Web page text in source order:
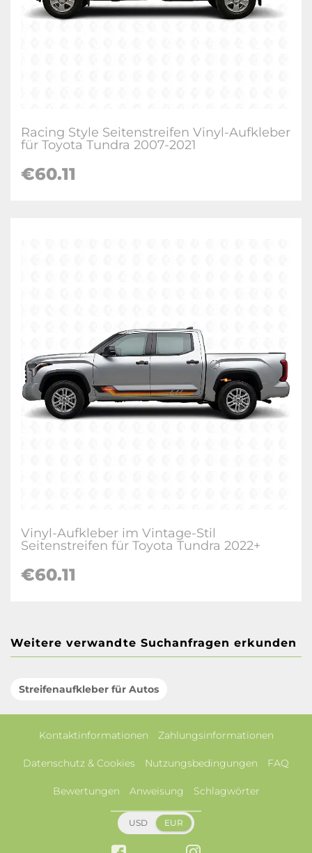
Racing Style Seitenstreifen Vinyl-Aufkleber
für Toyota Tundra 2007-2021
€60.11
Vinyl-Aufkleber im Vintage-Stil
Seitenstreifen für Toyota Tundra 2022+
€60.11
Weitere verwandte Suchanfragen erkunden
Streifenaufkleber für Autos
Kontaktinformationen Zahlungsinformationen
Datenschutz & Cookies Nutzungsbedingungen FAQ
Bewertungen Anweisung Schlagwörter
USD EUR